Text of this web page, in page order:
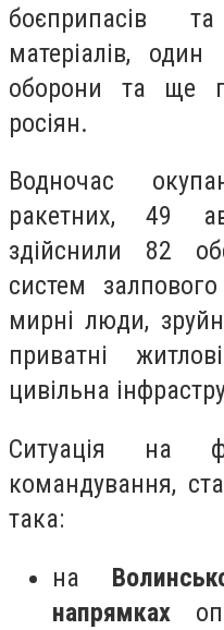
боєприпасів
матеріалів, один
оборони та ще
росіян.
Водночас
ракетних, 49
здійснили 82
систем
мирні люди,
приватні
цивільна
Ситуація на
командування,
така:
на
напрямках